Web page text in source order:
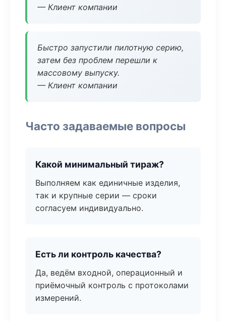
— Клиент компании
Быстро запустили пилотную серию,
затем без проблем перешли к
массовому выпуску.
— Клиент компании
Часто задаваемые вопросы
Какой минимальный тираж?
Выполняем как единичные изделия,
так и крупные серии — сроки
согласуем индивидуально.
Есть ли контроль качества?
Да, ведём входной, операционный и
приёмочный контроль с протоколами
измерений.